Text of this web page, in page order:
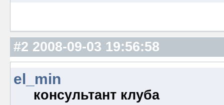
#2 2008-09-03 19:56:58
el_min
консультант клуба